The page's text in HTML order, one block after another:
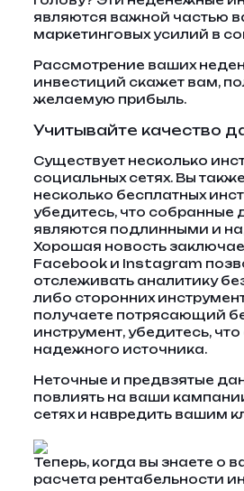
являются важной частью
маркетинговых усилий в
Рассмотрение ваших
инвестиций скажет вам,
желаемую прибыль.
Учитывайте качество
Существует несколько
социальных сетях. Вы
несколько бесплатных
убедитесь, что собранные
являются подлинными и
Хорошая новость
Facebook и Instagram
отслеживать аналитику
либо сторонних
получаете потрясающий
инструмент, убедитесь,
надежного источника.
Неточные и предвзятые
повлиять на ваши
сетях и навредить вашим
Теперь, когда вы знаете о
расчета рентабельности